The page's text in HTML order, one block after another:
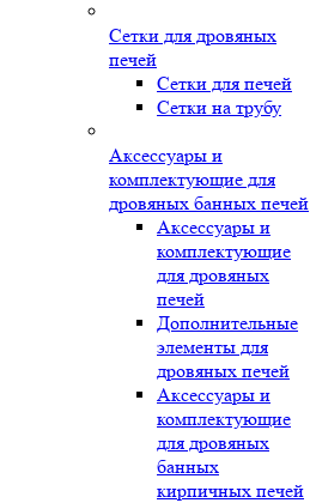
Сетки для дровяных
печей
Сетки для печей
Сетки на трубу
Аксессуары и
комплектующие для
дровяных банных печей
Аксессуары и
комплектующие
для дровяных
печей
Дополнительные
элементы для
дровяных печей
Аксессуары и
комплектующие
для дровяных
банных
кирпичных печей